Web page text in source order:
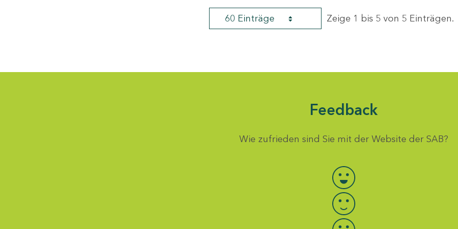
60 Einträge Zeige 1 bis 5 von 5 Einträgen.
Feedback
Wie zufrieden sind Sie mit der Website der SAB?
Bewertung auswählen